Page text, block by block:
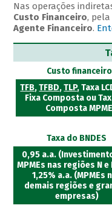
Nas operações
Custo Financeiro,
Agente Financeiro.
Custo financeiro
TFB,TFBD,TLP, Taxa
Fixa Composta ou
Composta MPME
Taxa do BNDES
0,95 a.a.
MPMEs nas regiões N e
1,25% a.a. (MPMEs
demais regiões e
empresas)